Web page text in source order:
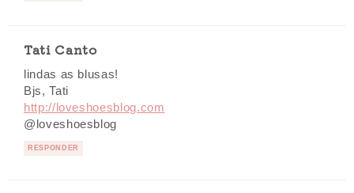
Tati Canto
lindas as blusas!
Bjs, Tati
http://loveshoesblog.com
@loveshoesblog
RESPONDER